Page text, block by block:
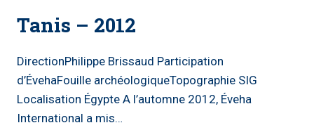
Tanis – 2012
DirectionPhilippe Brissaud Participation
d’ÉvehaFouille archéologiqueTopographie SIG
Localisation Égypte A l’automne 2012, Éveha
International a mis…